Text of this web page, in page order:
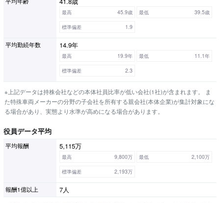
最高 45.9歳 最低
39.5歳
標準偏差
1.9
平均勤続年数 14.9年
最高 19.9年 最低
11.1年
標準偏差
2.3
※上記データは持株会社などの本体社員比率が低い会社(1社)が含まれます。 ま
た特殊車両メーカーの分野の子会社を所有する親会社(本体企業)が集計対象にな
る場合があり、実態より水準が高めになる場合があります。
役員データ平均
平均報酬 5,115万
最高 9,800万 最低
2,100万
標準偏差
2,193万
報酬1億以上 7人